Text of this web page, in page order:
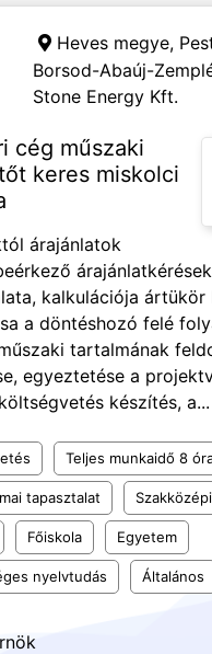
Heves megye,
Borsod-Abaúj-
Stone Energy Kft.
cég műszaki
keres miskolci
árajánlatok
árajánlatkérések
kalkulációja ártükör
a döntéshozó felé
tartalmának
egyeztetése a
készítés, a...
Teljes munkaidő 8
tapasztalat
Főiskola Egyetem
nyelvtudás Általános